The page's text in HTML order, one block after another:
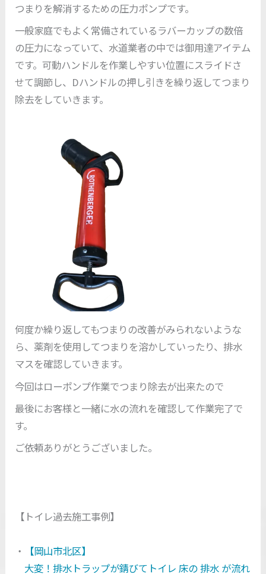
つまりを解消するための圧力ポンプです。
一般家庭でもよく常備されているラバーカップの数倍
の圧力になっていて、水道業者の中では御用達アイテム
です。可動ハンドルを作業しやすい位置にスライドさ
せて調節し、Dハンドルの押し引きを繰り返してつまり
除去をしていきます。
何度か繰り返してもつまりの改善がみられないような
ら、薬剤を使用してつまりを溶かしていったり、排水
マスを確認していきます。
今回はローポンプ作業でつまり除去が出来たので
最後にお客様と一緒に水の流れを確認して作業完了で
す。
ご依頼ありがとうございました。
【トイレ過去施工事例】
・
【岡山市北区】
大変！排水トラップが錆びてトイレ 床の 排水 が流れ